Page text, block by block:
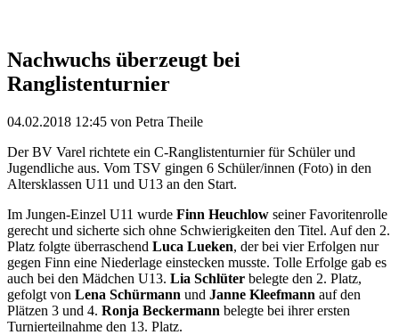
Nachwuchs überzeugt bei
Ranglistenturnier
04.02.2018 12:45 von Petra Theile
Der BV Varel richtete ein C-Ranglistenturnier für Schüler und
Jugendliche aus. Vom TSV gingen 6 Schüler/innen (Foto) in den
Altersklassen U11 und U13 an den Start.
Im Jungen-Einzel U11 wurde Finn Heuchlow seiner Favoritenrolle
gerecht und sicherte sich ohne Schwierigkeiten den Titel. Auf den 2.
Platz folgte überraschend Luca Lueken, der bei vier Erfolgen nur
gegen Finn eine Niederlage einstecken musste. Tolle Erfolge gab es
auch bei den Mädchen U13. Lia Schlüter belegte den 2. Platz,
gefolgt von Lena Schürmann und Janne Kleefmann auf den
Plätzen 3 und 4. Ronja Beckermann belegte bei ihrer ersten
Turnierteilnahme den 13. Platz.